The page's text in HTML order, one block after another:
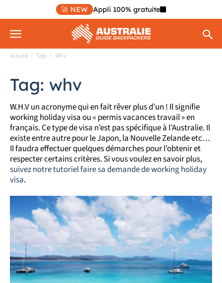
🚀 NEW Appli 100% gratuite
Accueil Tags Whv
Tag: whv
W.H.V un acronyme qui en fait rêver plus d’un ! Il signifie
working holiday visa ou « permis vacances travail » en
français. Ce type de visa n’est pas spécifique à l’Australie. Il
existe entre autre pour le Japon, la Nouvelle Zelande etc…
Il faudra effectuer quelques démarches pour l’obtenir et
respecter certains critères. Si vous voulez en savoir plus,
suivez notre tutoriel faire sa demande de working holiday
visa.